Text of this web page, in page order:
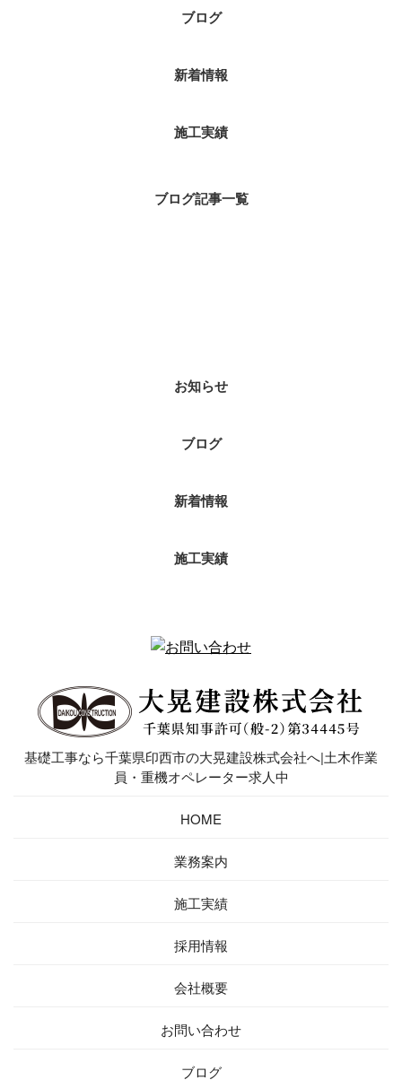
ブログ
新着情報
施工実績
ブログ記事一覧
お知らせ
ブログ
新着情報
施工実績
基礎工事なら千葉県印西市の大晃建設株式会社へ|土木作業
員・重機オペレーター求人中
HOME
業務案内
施工実績
採用情報
会社概要
お問い合わせ
ブログ